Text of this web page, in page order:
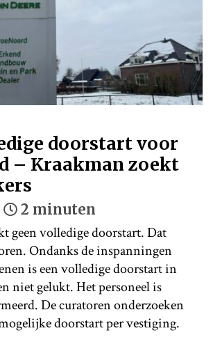
doorstart voor
– Kraakman zoekt
2 minuten
geen volledige doorstart. Dat
Ondanks de inspanningen
is een volledige doorstart in
niet gelukt. Het personeel is
De curatoren onderzoeken
doorstart per vestiging.